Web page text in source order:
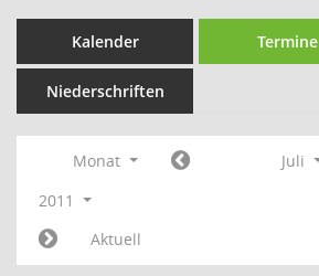
Kalender Termine
Niederschriften
Monat
Juli
2011
Aktuell